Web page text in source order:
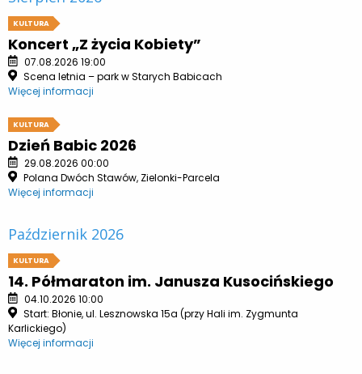
KULTURA
Koncert „Z życia Kobiety”
07.08.2026 19:00
Scena letnia – park w Starych Babicach
Więcej informacji
KULTURA
Dzień Babic 2026
29.08.2026 00:00
Polana Dwóch Stawów, Zielonki-Parcela
Więcej informacji
Październik 2026
KULTURA
14. Półmaraton im. Janusza Kusocińskiego
04.10.2026 10:00
Start: Błonie, ul. Lesznowska 15a (przy Hali im. Zygmunta
Karlickiego)
Więcej informacji